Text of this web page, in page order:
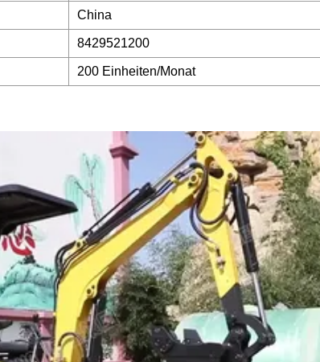
China
8429521200
200 Einheiten/Monat